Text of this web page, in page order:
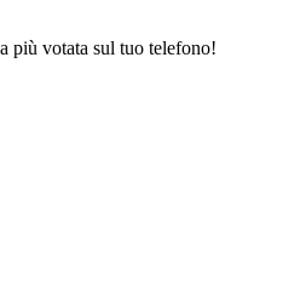
più votata sul tuo telefono!